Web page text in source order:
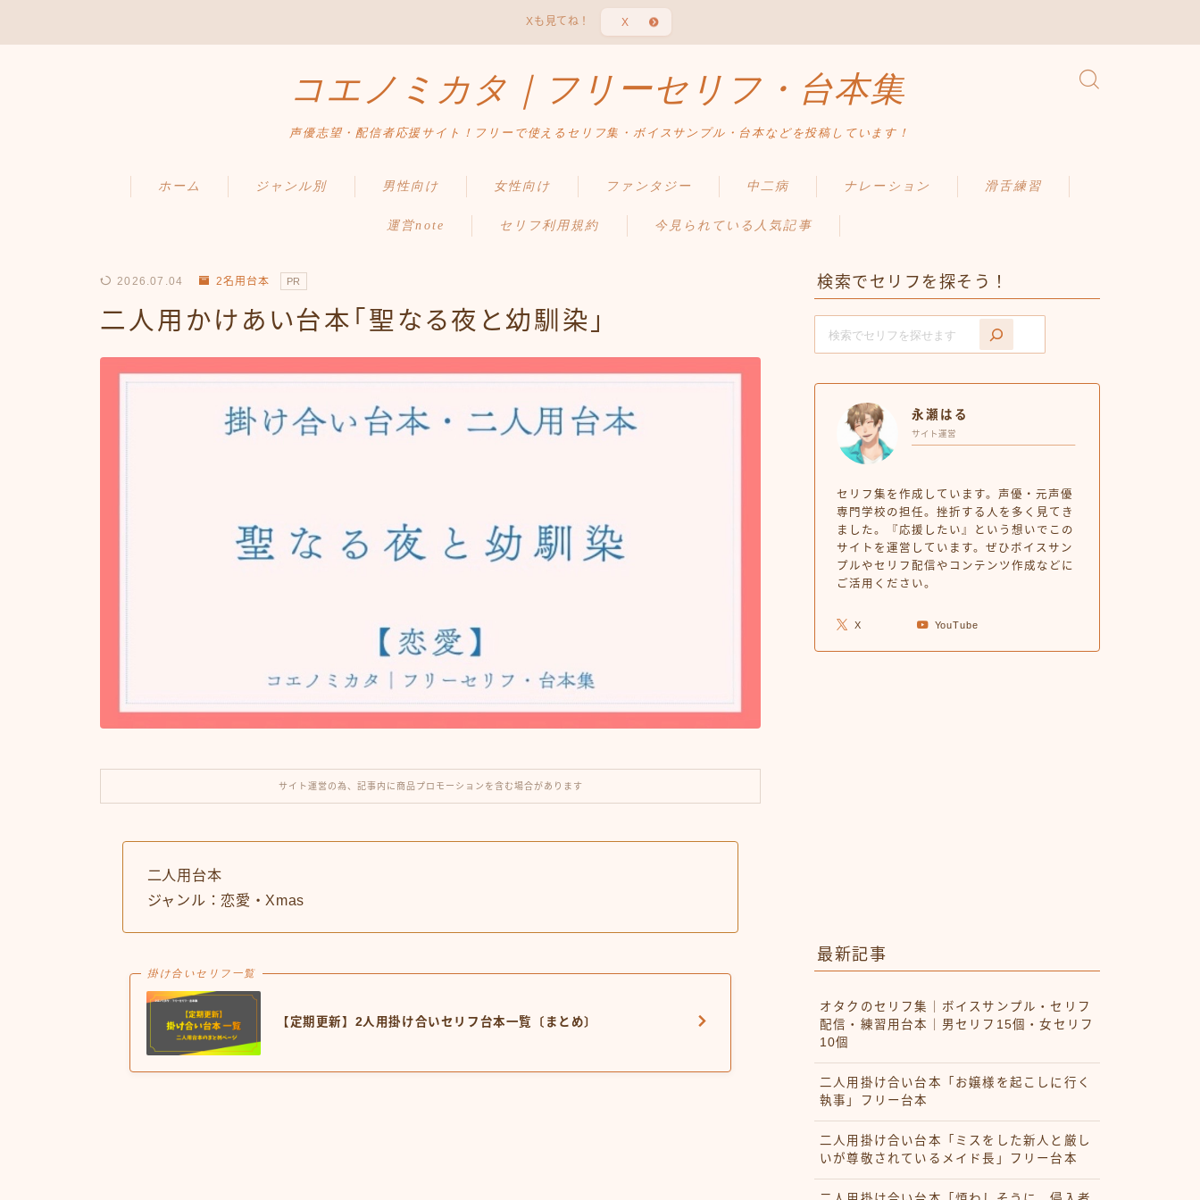
Xも見てね！ X
コエノミカタ｜フリーセリフ・台本集
声優志望・配信者応援サイト！フリーで使えるセリフ集・ボイスサンプル・台本などを投稿しています！
ホーム ジャンル別 男性向け 女性向け ファンタジー 中二病 ナレーション 滑舌練習
運営note セリフ利用規約 今見られている人気記事
2026.07.04 2名用台本 PR
二人用かけあい台本「聖なる夜と幼馴染」
サイト運営の為、記事内に商品プロモーションを含む場合があります
二人用台本
ジャンル：恋愛・Xmas
掛け合いセリフ一覧
【定期更新】2人用掛け合いセリフ台本一覧〔まとめ〕
検索でセリフを探そう！
永瀬はる
サイト運営
セリフ集を作成しています。声優・元声優
専門学校の担任。挫折する人を多く見てき
ました。『応援したい』という想いでこの
サイトを運営しています。ぜひボイスサン
プルやセリフ配信やコンテンツ作成などに
ご活用ください。
X YouTube
最新記事
オタクのセリフ集｜ボイスサンプル・セリフ
配信・練習用台本｜男セリフ15個・女セリフ
10個
二人用掛け合い台本「お嬢様を起こしに行く
執事」フリー台本
二人用掛け合い台本「ミスをした新人と厳し
いが尊敬されているメイド長」フリー台本